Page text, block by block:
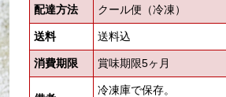
配達方法 クール便（冷凍）
送料 送料込
消費期限 賞味期限5ヶ月
冷凍庫で保存。